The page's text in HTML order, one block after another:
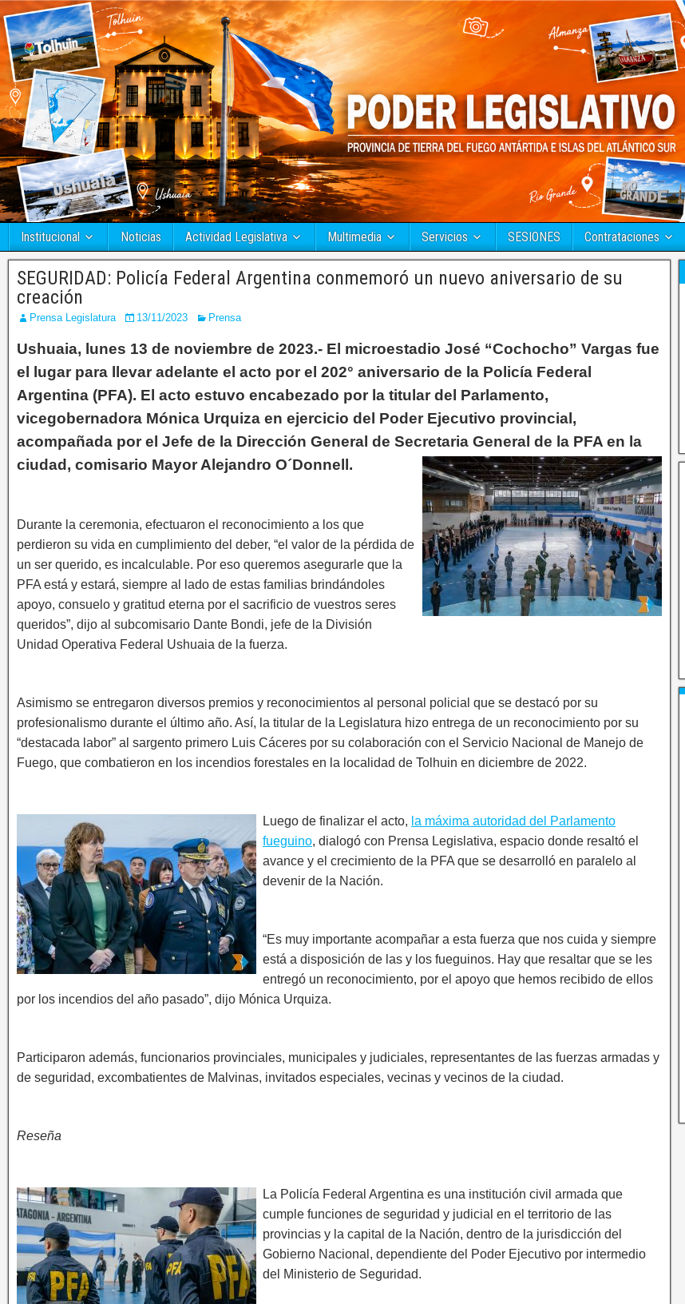
Institucional Noticias Actividad Legislativa Multimedia Servicios SESIONES Contrataciones
SEGURIDAD: Policía Federal Argentina conmemoró un nuevo aniversario de su
creación
Prensa Legislatura 13/11/2023 Prensa
Ushuaia, lunes 13 de noviembre de 2023.- El microestadio José “Cochocho” Vargas fue
el lugar para llevar adelante el acto por el 202° aniversario de la Policía Federal
Argentina (PFA). El acto estuvo encabezado por la titular del Parlamento,
vicegobernadora Mónica Urquiza en ejercicio del Poder Ejecutivo provincial,
acompañada por el Jefe de la Dirección General de Secretaria General de la PFA en la
ciudad, comisario Mayor Alejandro O´Donnell.
Durante la ceremonia, efectuaron el reconocimiento a los que
perdieron su vida en cumplimiento del deber, “el valor de la pérdida de
un ser querido, es incalculable. Por eso queremos asegurarle que la
PFA está y estará, siempre al lado de estas familias brindándoles
apoyo, consuelo y gratitud eterna por el sacrificio de vuestros seres
queridos”, dijo al subcomisario Dante Bondi, jefe de la División
Unidad Operativa Federal Ushuaia de la fuerza.
Asimismo se entregaron diversos premios y reconocimientos al personal policial que se destacó por su
profesionalismo durante el último año. Así, la titular de la Legislatura hizo entrega de un reconocimiento por su
“destacada labor” al sargento primero Luis Cáceres por su colaboración con el Servicio Nacional de Manejo de
Fuego, que combatieron en los incendios forestales en la localidad de Tolhuin en diciembre de 2022.
Luego de finalizar el acto, la máxima autoridad del Parlamento
fueguino, dialogó con Prensa Legislativa, espacio donde resaltó el
avance y el crecimiento de la PFA que se desarrolló en paralelo al
devenir de la Nación.
“Es muy importante acompañar a esta fuerza que nos cuida y siempre
está a disposición de las y los fueguinos. Hay que resaltar que se les
entregó un reconocimiento, por el apoyo que hemos recibido de ellos
por los incendios del año pasado”, dijo Mónica Urquiza.
Participaron además, funcionarios provinciales, municipales y judiciales, representantes de las fuerzas armadas y
de seguridad, excombatientes de Malvinas, invitados especiales, vecinas y vecinos de la ciudad.
Reseña
La Policía Federal Argentina es una institución civil armada que
cumple funciones de seguridad y judicial en el territorio de las
provincias y la capital de la Nación, dentro de la jurisdicción del
Gobierno Nacional, dependiente del Poder Ejecutivo por intermedio
del Ministerio de Seguridad.